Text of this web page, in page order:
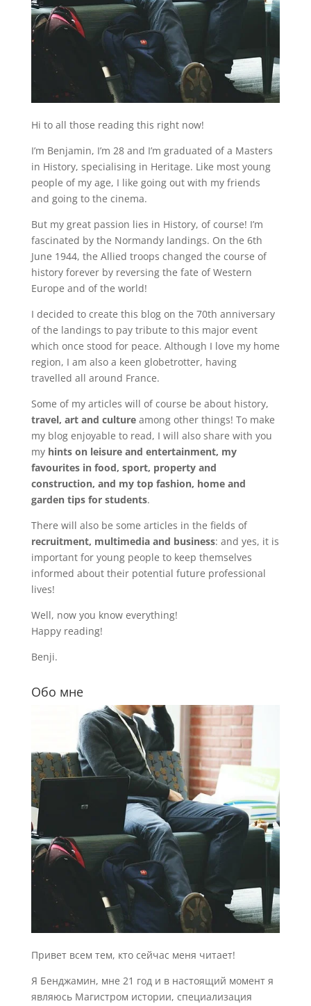
Hi to all those reading this right now!
I’m Benjamin, I’m 28 and I’m graduated of a Masters
in History, specialising in Heritage. Like most young
people of my age, I like going out with my friends
and going to the cinema.
But my great passion lies in History, of course! I’m
fascinated by the Normandy landings. On the 6th
June 1944, the Allied troops changed the course of
history forever by reversing the fate of Western
Europe and of the world!
I decided to create this blog on the 70th anniversary
of the landings to pay tribute to this major event
which once stood for peace. Although I love my home
region, I am also a keen globetrotter, having
travelled all around France.
Some of my articles will of course be about history,
travel, art and cultureamong other things! To make
my blog enjoyable to read, I will also share with you
my hints on leisure and entertainment, my
favourites in food, sport, property and
construction, and my top fashion, home and
garden tips for students.
There will also be some articles in the fields of
recruitment, multimedia and business: and yes, it is
important for young people to keep themselves
informed about their potential future professional
lives!
Well, now you know everything!
Happy reading!
Benji.
Обо мне
Привет всем тем, кто сейчас меня читает!
Я Бенджамин, мне 21 год и в настоящий момент я
являюсь Магистром истории, специализация